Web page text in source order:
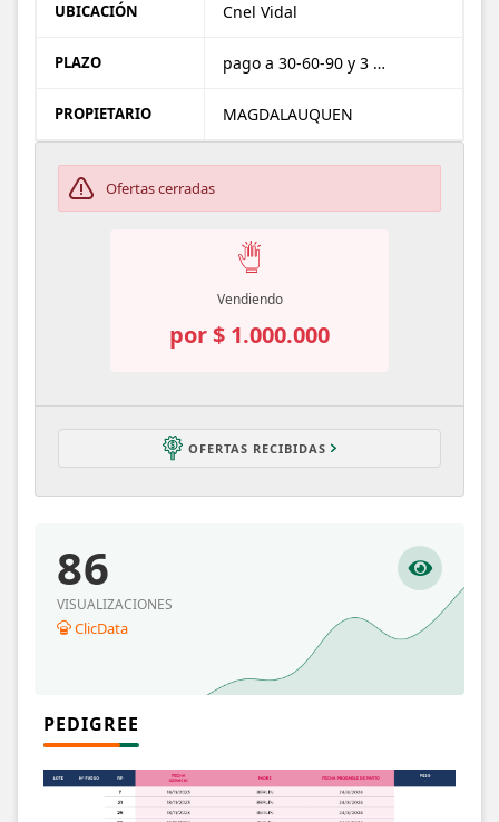
UBICACIÓN Cnel Vidal
PLAZO pago a 30-60-90 y 3 CUOTAS MAS CON 10% días
PROPIETARIO MAGDALAUQUEN
Ofertas cerradas
Vendiendo
por$ 1.000.000
OFERTAS RECIBIDAS
86
VISUALIZACIONES
ClicData
PEDIGREE